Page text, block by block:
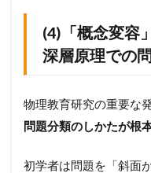
(4)「概念変容
深層原理での
物理教育研究の重要な
問題分類のしかたが根
初学者は問題を「斜面